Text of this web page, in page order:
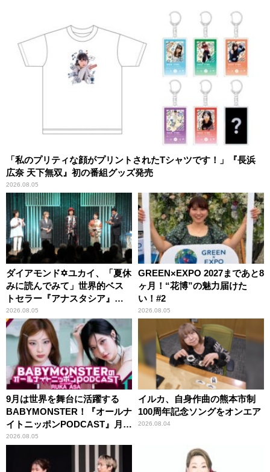
「私のプリティな顔がプリントされたTシャツです！」『長浜
広奈 天下無双』初の番組グッズ発売
2026.08.05
ダイアモンド✡ユカイ、「夏休
みに読んでみて」世界的ベス
トセラー『アナスタシア』を
紹介
2026.08.05
GREEN×EXPO 2027まであと8
ヶ月！“花博”の魅力届けた
い！#2
2026.08.05
9月は世界を舞台に活躍する
BABYMONSTER！『オールナ
イトニッポンPODCAST』月替
わりパーソナリティ
2026.08.05
イルカ、自身作曲の熊本市制
100周年記念ソングをオンエア
2026.08.04